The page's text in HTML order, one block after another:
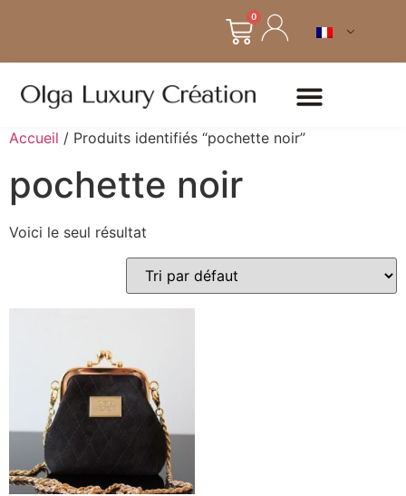
0
Accueil / Produits identifiés “pochette noir”
pochette noir
Voici le seul résultat